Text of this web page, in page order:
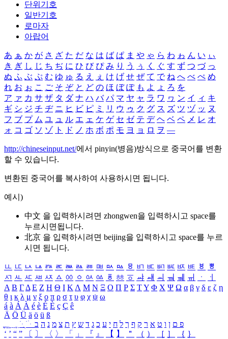
단위기호
일반기호
로마자
아랍어
あ ぁ か が さ ざ た だ な は ば ぱ ま や ゃ ら わ ゎ ん い ぃ
き ぎ し じ ち ぢ に ひ び ぴ み り う ぅ く ぐ す ず つ づ っ
ぬ ふ ぶ ぷ む ゆ ゅ る え ぇ け げ せ ぜ て で ね へ べ ぺ め
れ お ぉ こ ご そ ぞ と ど の ほ ぼ ぽ も よ ょ ろ を
ア ァ カ サ ザ タ ダ ナ ハ バ パ マ ヤ ャ ラ ワ ヮ ン イ ィ キ
ギ シ ジ チ ヂ ニ ヒ ビ ピ ミ リ ウ ゥ ク グ ス ズ ツ ヅ ッ ヌ
フ ブ プ ム ユ ュ ル エ ェ ケ ゲ セ ゼ テ デ ヘ ベ ペ メ レ オ
ォ コ ゴ ソ ゾ ト ド ノ ホ ボ ポ モ ヨ ョ ロ ヲ ―
http://chineseinput.net/에서 pinyin(병음)방식으로 중국어를 변환
할 수 있습니다.
변환된 중국어를 복사하여 사용하시면 됩니다.
예시)
中文 을 입력하시려면 zhongwen을 입력하시고 space를
누르시면됩니다.
北京 을 입력하시려면 beijing을 입력하시고 space를 누르
시면 됩니다.
ㅥ ㅦ ㅧ ㅨ ㅩ ㅪ ㅫ ㅬ ㅭ ㅮ ㅯ ㅰ ㅱ ㅲ ㅳ ㅴ ㅵ ㅶ ㅷ ㅸ
ㅹ
ㅺ ㅻ ㅼ ㅽ ㅾ ㅿ ㆀ ㆁ ㆂ ㆃ ㆄ ㆅ ㆆ ㆇ ㆈ ㆉ ㆊ ㆋ ㆌ ㆍ
ㆎ
Α Β ΓΔ Ε Ζ Η Θ Ι ΚΛ Μ Ν Ξ Ο Π Ρ Σ ΤΥ Φ Χ Ψ Ω α β γ δ ε ζ η
θ ι κ λ μ ν ξ ο π ρ σ τ υ φ χ ψ ω
á à Á À é è É È ç Ç ê
Ä Ö Ü ä ö ü ß
ִֶֹ ֻּ ׁׂ פ ם ן ו ט א ר ק ף ך ל ח י ע כ ג ד ש ץ ת צ מ נ ה ב
‘ ’ “ ” 〔 〕 〈 〉 「 」 『 』 【 】 ＂ （ ） ［ ］ ｛ ｝